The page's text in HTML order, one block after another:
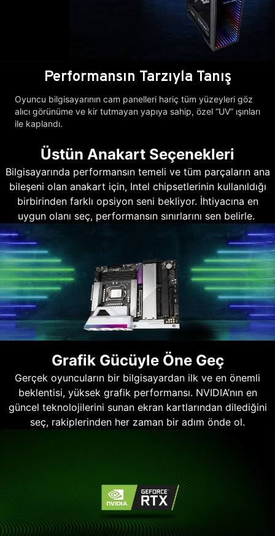
Performansın Tarzıyla Tanış
Oyuncu bilgisayarının cam panelleri hariç tüm yüzeyleri göz
alıcı görünüme ve kir tutmayan yapıya sahip, özel “UV” ışınları
ile kaplandı.
Üstün Anakart Seçenekleri
Bilgisayarında performansın temeli ve tüm parçaların ana
bileşeni olan anakart için, Intel chipsetlerinin kullanıldığı
birbirinden farklı opsiyon seni bekliyor. İhtiyacına en
uygun olanı seç, performansın sınırlarını sen belirle.
Grafik Gücüyle Öne Geç
Gerçek oyuncuların bir bilgisayardan ilk ve en önemli
beklentisi, yüksek grafik performansı. NVIDIA’nın en
güncel teknolojilerini sunan ekran kartlarından dilediğini
seç, rakiplerinden her zaman bir adım önde ol.